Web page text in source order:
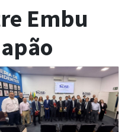
Embu